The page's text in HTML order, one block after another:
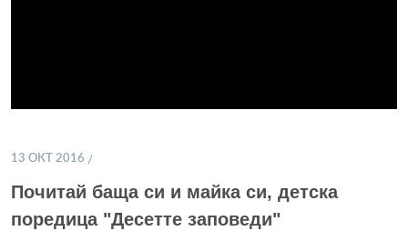
13 ОКТ 2016
Почитай баща си и майка си, детска
поредица "Десетте заповеди"